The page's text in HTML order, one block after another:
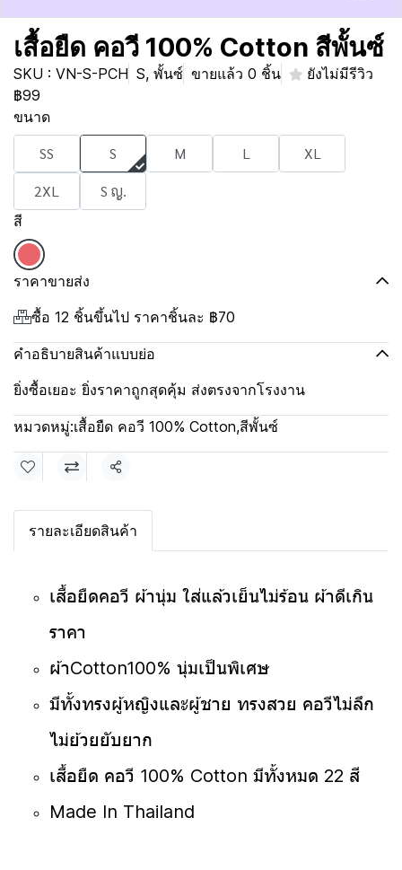
เสื้อยืด คอวี 100% Cotton สีพั้นซ์
SKU : VN-S-PCH S, พั้นซ์ ขายแล้ว 0 ชิ้น
ยังไม่มีรีวิว
฿99
ขนาด
SS S M L
XL
2XL
S ญ.
สี
ราคาขายส่ง
ซื้อ 12 ชิ้นขึ้นไป ราคาชิ้นละ ฿70
คำอธิบายสินค้าแบบย่อ
ยิ่งซื้อเยอะ ยิ่งราคาถูกสุดคุ้ม ส่งตรงจากโรงงาน
หมวดหมู่:เสื้อยืด คอวี 100% Cotton,สีพั้นซ์
แชร์
รายละเอียดสินค้า
เสื้อยืดคอวี ผ้านุ่ม ใส่แล้วเย็นไม่ร้อน ผ้าดีเกิน
ราคา
ผ้าCotton100% นุ่มเป็นพิเศษ
มีทั้งทรงผู้หญิงและผู้ชาย ทรงสวย คอวีไม่ลึก
ไม่ย้วยยับยาก
เสื้อยืด คอวี 100% Cotton มีทั้งหมด 22 สี
Made In Thailand